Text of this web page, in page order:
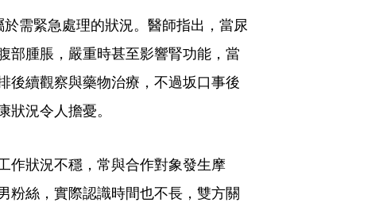
需緊急處理的狀況。醫師指出，當尿
部腫脹，嚴重時甚至影響腎功能，當
後續觀察與藥物治療，不過坂口事後
況令人擔憂。
作狀況不穩，常與合作對象發生摩
粉絲，實際認識時間也不長，雙方關